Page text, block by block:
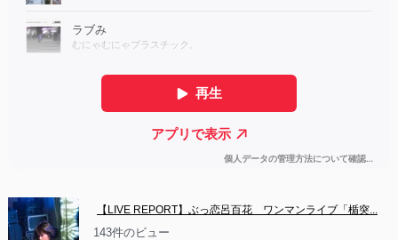
【LIVE REPORT】ぶっ恋呂百花　ワンマンライブ「楯突...
143件のビュー